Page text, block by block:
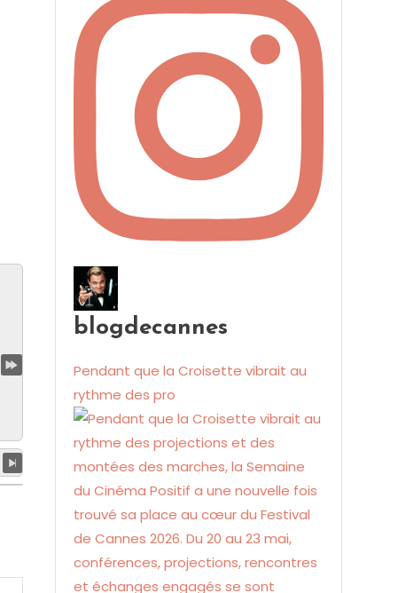
blogdecannes
Pendant que la Croisette vibrait au
rythme des pro